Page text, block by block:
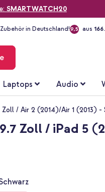
SMARTWATCH20
in Deutschland!9,5 aus
Laptops Audio
/ Air 2 (2014)/Air 1 (2013) -
Zoll / iPad 5